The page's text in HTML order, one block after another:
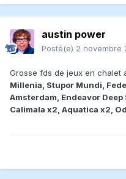
austin power
Posté(e) 2 novembre
Grosse fds de jeux en chalet
Millenia, Stupor Mundi,
Amsterdam, Endeavor Deep
Calimala x2, Aquatica x2,